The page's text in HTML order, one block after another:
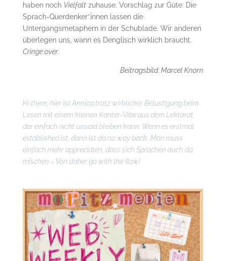
haben noch Vielfaltzuhause. Vorschlag zur Güte: Die
Sprach-Querdenker*innen lassen die
Untergangsmetaphern in der Schublade. Wir anderen
überlegen uns, wann es Denglisch wirklich braucht.
Cringe over.
Beitragsbild: Marcel Knorn
Hi there, hier ist Annica trotz wirklicher Belustigung beim
Lesen mit einem kleinen Konter-Vibe aus dem Lektorat,
der einfach nicht unsaid bleiben kann: Wenn es erstmal
established ist, dann ist da no way back. Man muss
einfach mehr appreciaten, dass sich Sprachen auch da
mischen – Von daher go with the flow!